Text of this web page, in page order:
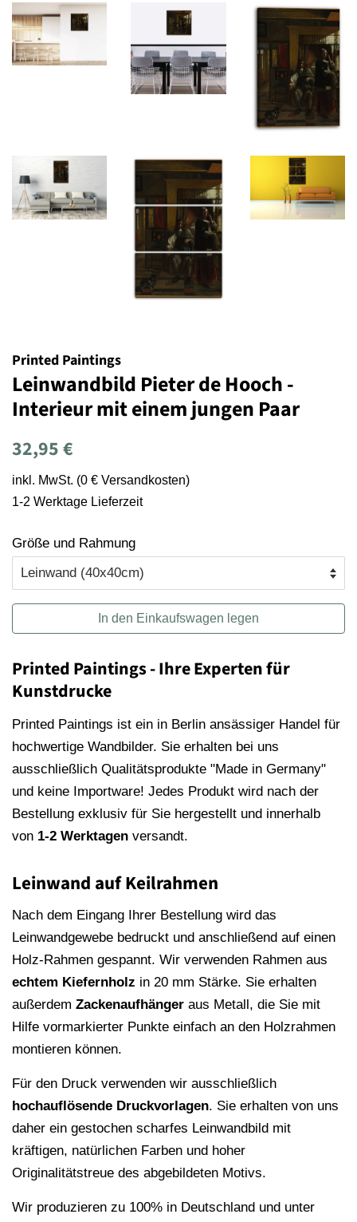
Printed Paintings
Leinwandbild Pieter de Hooch -
Interieur mit einem jungen Paar
Normaler
32,95 €
inkl. MwSt. (0 € Versandkosten)
1-2 Werktage Lieferzeit
Größe und Rahmung
In den Einkaufswagen legen
Printed Paintings - Ihre Experten für
Kunstdrucke
Printed Paintings ist ein in Berlin ansässiger Handel für
hochwertige Wandbilder. Sie erhalten bei uns
ausschließlich Qualitätsprodukte "Made in Germany"
und keine Importware! Jedes Produkt wird nach der
Bestellung exklusiv für Sie hergestellt und innerhalb
von 1-2 Werktagen versandt.
Leinwand auf Keilrahmen
Nach dem Eingang Ihrer Bestellung wird das
Leinwandgewebe bedruckt und anschließend auf einen
Holz-Rahmen gespannt. Wir verwenden Rahmen aus
echtem Kiefernholz in 20 mm Stärke. Sie erhalten
außerdem Zackenaufhänger aus Metall, die Sie mit
Hilfe vormarkierter Punkte einfach an den Holzrahmen
montieren können.
Für den Druck verwenden wir ausschließlich
hochauflösende Druckvorlagen. Sie erhalten von uns
daher ein gestochen scharfes Leinwandbild mit
kräftigen, natürlichen Farben und hoher
Originalitätstreue des abgebildeten Motivs.
Wir produzieren zu 100% in Deutschland und unter